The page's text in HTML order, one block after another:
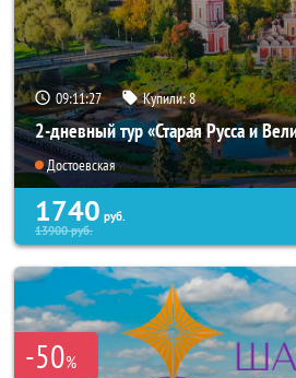
09:11:26 Купили:8
2-дневный тур «Старая Русса и
Достоевская
1740 руб.
13900руб.
-50%